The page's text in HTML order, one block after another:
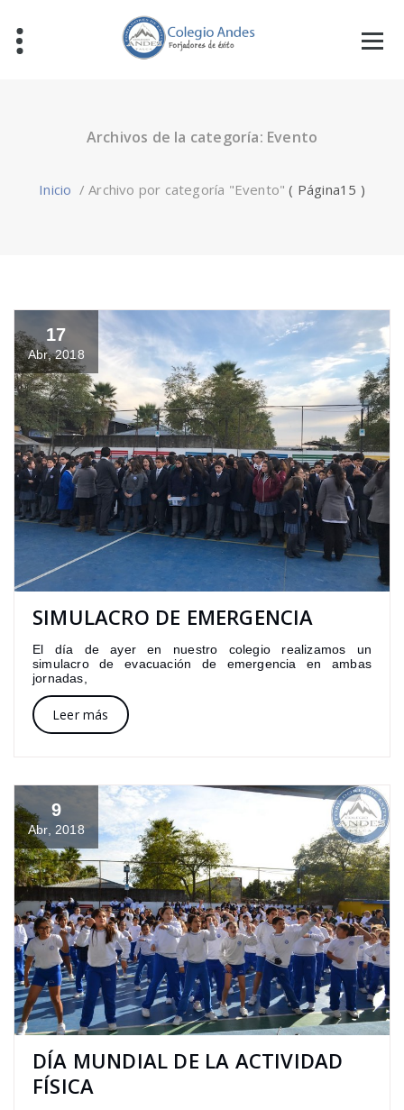
Archivos de la categoría: Evento
Inicio /Archivo por categoría "Evento" ( Página15 )
17
Abr, 2018
SIMULACRO DE EMERGENCIA
El día de ayer en nuestro colegio realizamos un
simulacro de evacuación de emergencia en ambas
jornadas,
Leer más
9
Abr, 2018
DÍA MUNDIAL DE LA ACTIVIDAD
FÍSICA